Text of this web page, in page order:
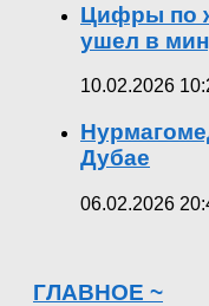
Цифры по
ушел в
10.02.2026
Дубае
06.02.2026
ГЛАВНОЕ ~